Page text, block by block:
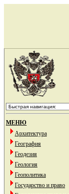
МЕНЮ
Архитектура
География
Геодезия
Геология
Геополитика
Государство и право